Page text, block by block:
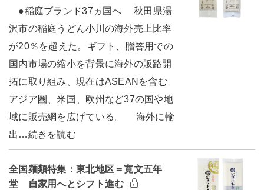
●稲庭ブランド37ヵ国へ 秋田県湯
沢市の稲庭うどん小川の海外売上比率
が20％を超えた。ギフト、贈答用での
国内市場の縮小を背景に海外の販路開
拓に取り組み、現在はASEANを含む
アジア圏、米国、欧州など37の国や地
域に販売網を広げている。 海外に輸
出…続きを読む
全国麺類特集：東北地区＝寛文五年
堂 自家用へとシフト進む